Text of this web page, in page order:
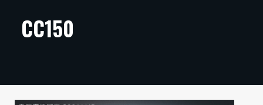
ARTIKKELIT
TECHBBS
CC150